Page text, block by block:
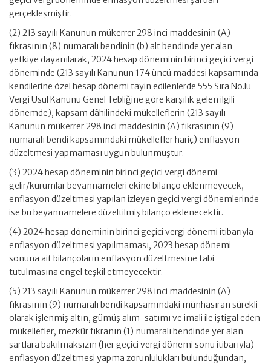
gerçekleşmiştir.
(2) 213 sayılı Kanunun mükerrer 298 inci maddesinin (A)
fıkrasının (8) numaralı bendinin (b) alt bendinde yer alan
yetkiye dayanılarak, 2024 hesap döneminin birinci geçici vergi
döneminde (213 sayılı Kanunun 174 üncü maddesi kapsamında
kendilerine özel hesap dönemi tayin edilenlerde 555 Sıra No.lu
Vergi Usul Kanunu Genel Tebliğine göre karşılık gelen ilgili
dönemde), kapsam dâhilindeki mükelleflerin (213 sayılı
Kanunun mükerrer 298 inci maddesinin (A) fıkrasının (9)
numaralı bendi kapsamındaki mükellefler hariç) enflasyon
düzeltmesi yapmaması uygun bulunmuştur.
(3) 2024 hesap döneminin birinci geçici vergi dönemi
gelir/kurumlar beyannameleri ekine bilanço eklenmeyecek,
enflasyon düzeltmesi yapılan izleyen geçici vergi dönemlerinde
ise bu beyannamelere düzeltilmiş bilanço eklenecektir.
(4) 2024 hesap döneminin birinci geçici vergi dönemi itibarıyla
enflasyon düzeltmesi yapılmaması, 2023 hesap dönemi
sonuna ait bilançoların enflasyon düzeltmesine tabi
tutulmasına engel teşkil etmeyecektir.
(5) 213 sayılı Kanunun mükerrer 298 inci maddesinin (A)
fıkrasının (9) numaralı bendi kapsamındaki münhasıran sürekli
olarak işlenmiş altın, gümüş alım-satımı ve imali ile iştigal eden
mükellefler, mezkûr fıkranın (1) numaralı bendinde yer alan
şartlara bakılmaksızın (her geçici vergi dönemi sonu itibarıyla)
enflasyon düzeltmesi yapma zorunlulukları bulunduğundan,